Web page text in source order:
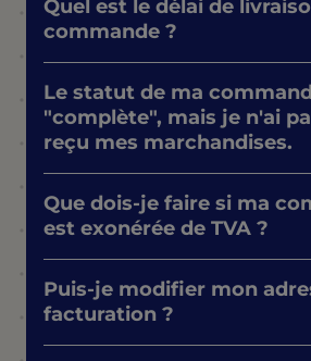
Quel est le délai de
commande ?
Le statut de ma
"complète", mais je n'ai
reçu mes marchandises.
Que dois-je faire si ma
est exonérée de TVA ?
Puis-je modifier mon
facturation ?